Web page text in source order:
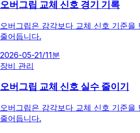
오버그립 교체 신호 경기 기록
오버그립은 감각보다 교체 신호 기준을
줄어듭니다.
2026-05-21/11분
장비 관리
오버그립 교체 신호 실수 줄이기
오버그립은 감각보다 교체 신호 기준을
줄어듭니다.